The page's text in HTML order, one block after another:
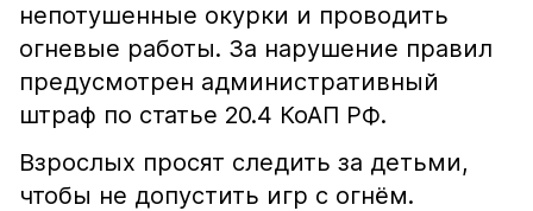
непотушенные окурки и проводить
огневые работы. За нарушение правил
предусмотрен административный
штраф по статье 20.4 КоАП РФ.
Взрослых просят следить за детьми,
чтобы не допустить игр с огнём.